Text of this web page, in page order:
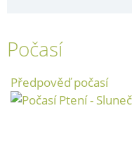
Počasí
Předpověď počasí